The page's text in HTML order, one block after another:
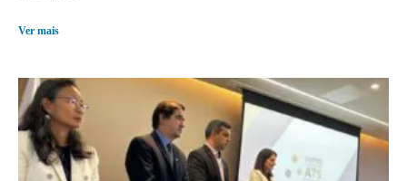
Ver mais